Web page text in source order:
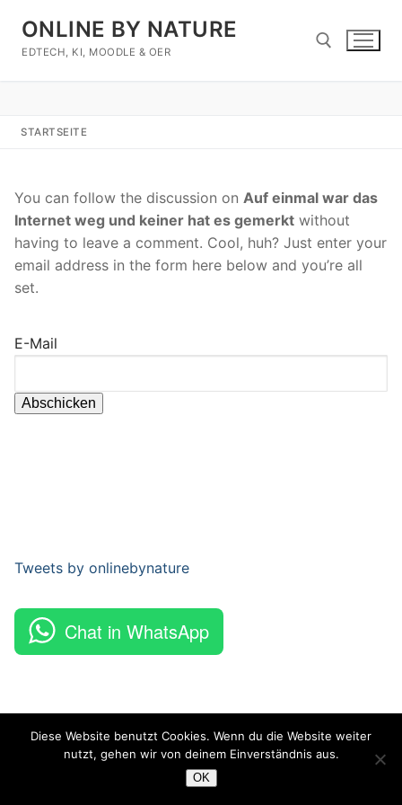
Inhalt
springen
ONLINE BY NATURE
EDTECH, KI, MOODLE & OER
STARTSEITE
You can follow the discussion on Auf einmal war das
Internet weg und keiner hat es gemerkt without
having to leave a comment. Cool, huh? Just enter your
email address in the form here below and you’re all
set.
E-Mail
Tweets by onlinebynature
Chat in WhatsApp
Copyright © 2026 Online By Nature – Powered byCustomify.
Diese Website benutzt Cookies. Wenn du die Website weiter
nutzt, gehen wir von deinem Einverständnis aus.
OK